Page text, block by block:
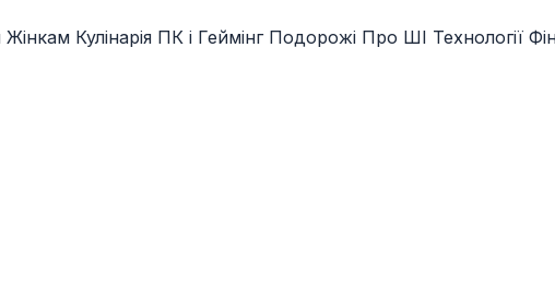
Жінкам Кулінарія ПК і Геймінг Подорожі Про ШІ Технології